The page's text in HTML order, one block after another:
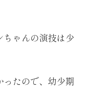
ちゃんの演技は少
たので、幼少期